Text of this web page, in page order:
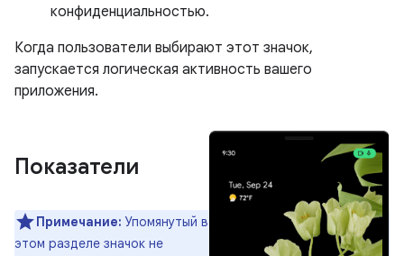
конфиденциальностью.
Когда пользователи выбирают этот значок,
запускается логическая активность вашего
приложения.
Показатели
Примечание: Упомянутый в
этом разделе значок не